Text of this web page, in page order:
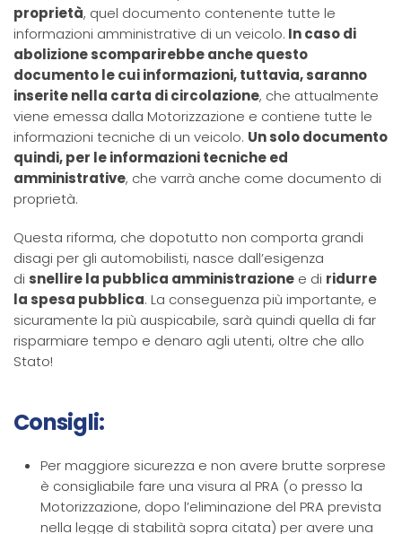
proprietà, quel documento contenente tutte le
informazioni amministrative di un veicolo. In caso di
abolizione scomparirebbe anche questo
documento le cui informazioni, tuttavia, saranno
inserite nella carta di circolazione, che attualmente
viene emessa dalla Motorizzazione e contiene tutte le
informazioni tecniche di un veicolo. Un solo documento
quindi, per le informazioni tecniche ed
amministrative, che varrà anche come documento di
proprietà.
Questa riforma, che dopotutto non comporta grandi
disagi per gli automobilisti, nasce dall’esigenza
di snellire la pubblica amministrazione e di ridurre
la spesa pubblica. La conseguenza più importante, e
sicuramente la più auspicabile, sarà quindi quella di far
risparmiare tempo e denaro agli utenti, oltre che allo
Stato!
Consigli:
Per maggiore sicurezza e non avere brutte sorprese
è consigliabile fare una visura al PRA (o presso la
Motorizzazione, dopo l’eliminazione del PRA prevista
nella legge di stabilità sopra citata) per avere una